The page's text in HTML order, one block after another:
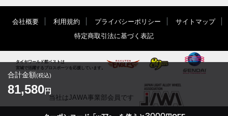
合計金額(税込)
81,580円
会社概要 利用規約 プライバシーポリシー
サイトマップ
特定商取引法に基づく表記
タイヤワールド館ベストは
宮城で活躍するプロスポーツを応援しています。
当社はJAWA事業部会員です